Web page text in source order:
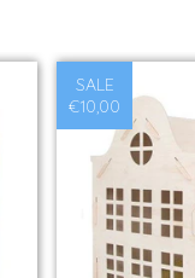
SALE
€10,00